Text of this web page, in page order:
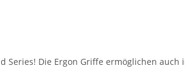
Die Ergon Griffe ermöglichen